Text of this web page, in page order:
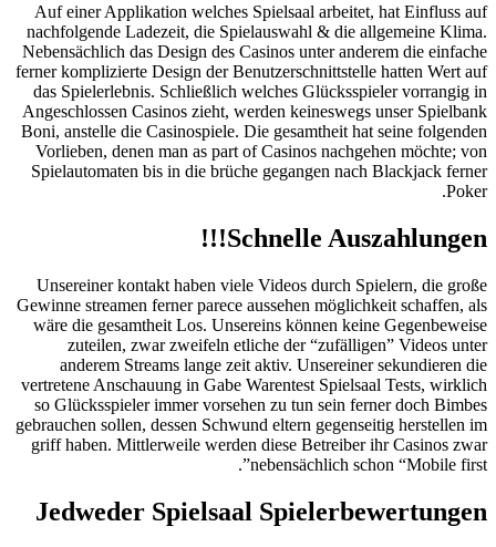
Auf einer Applikation welches Spielsaal arbeitet, hat Einfluss auf
nachfolgende Ladezeit, die Spielauswahl & die allgemeine Klima.
Nebensächlich das Design des Casinos unter anderem die einfache
ferner komplizierte Design der Benutzerschnittstelle hatten Wert auf
das Spielerlebnis. Schließlich welches Glücksspieler vorrangig in
Angeschlossen Casinos zieht, werden keineswegs unser Spielbank
Boni, anstelle die Casinospiele. Die gesamtheit hat seine folgenden
Vorlieben, denen man as part of Casinos nachgehen möchte; von
Spielautomaten bis in die brüche gegangen nach Blackjack ferner
Poker.
Schnelle Auszahlungen!!!
Unsereiner kontakt haben viele Videos durch Spielern, die große
Gewinne streamen ferner parece aussehen möglichkeit schaffen, als
wäre die gesamtheit Los. Unsereins können keine Gegenbeweise
zuteilen, zwar zweifeln etliche der “zufälligen” Videos unter
anderem Streams lange zeit aktiv. Unsereiner sekundieren die
vertretene Anschauung in Gabe Warentest Spielsaal Tests, wirklich
so Glücksspieler immer vorsehen zu tun sein ferner doch Bimbes
gebrauchen sollen, dessen Schwund eltern gegenseitig herstellen im
griff haben. Mittlerweile werden diese Betreiber ihr Casinos zwar
nebensächlich schon “Mobile first”.
Jedweder Spielsaal Spielerbewertungen